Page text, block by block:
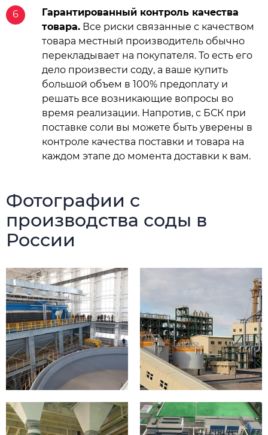
6
Гарантированный контроль качества
товара. Все риски связанные с качеством
товара местный производитель обычно
перекладывает на покупателя. То есть его
дело произвести соду, а ваше купить
большой объем в 100% предоплату и
решать все возникающие вопросы во
время реализации. Напротив, с БСК при
поставке соли вы можете быть уверены в
контроле качества поставки и товара на
каждом этапе до момента доставки к вам.
Фотографии с
производства соды в
России